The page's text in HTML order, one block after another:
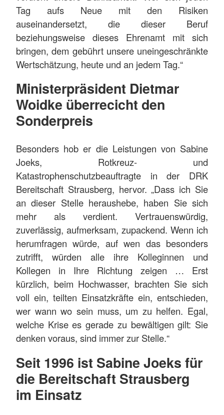
Tag aufs Neue mit den Risiken
auseinandersetzt, die dieser Beruf
beziehungsweise dieses Ehrenamt mit sich
bringen, dem gebührt unsere uneingeschränkte
Wertschätzung, heute und an jedem Tag.“
Ministerpräsident Dietmar
Woidke überrecicht den
Sonderpreis
Besonders hob er die Leistungen von Sabine
Joeks, Rotkreuz- und
Katastrophenschutzbeauftragte in der DRK
Bereitschaft Strausberg, hervor. „Dass ich Sie
an dieser Stelle heraushebe, haben Sie sich
mehr als verdient. Vertrauenswürdig,
zuverlässig, aufmerksam, zupackend. Wenn ich
herumfragen würde, auf wen das besonders
zutrifft, würden alle ihre Kolleginnen und
Kollegen in Ihre Richtung zeigen … Erst
kürzlich, beim Hochwasser, brachten Sie sich
voll ein, teilten Einsatzkräfte ein, entschieden,
wer wann wo sein muss, um zu helfen. Egal,
welche Krise es gerade zu bewältigen gilt: Sie
denken voraus, sind immer zur Stelle.“
Seit 1996 ist Sabine Joeks für
die Bereitschaft Strausberg
im Einsatz